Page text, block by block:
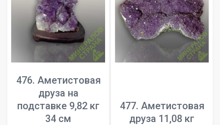
476. Аметистовая
друза на
подставке 9,82 кг
34 см
477. Аметистовая
друза 11,08 кг